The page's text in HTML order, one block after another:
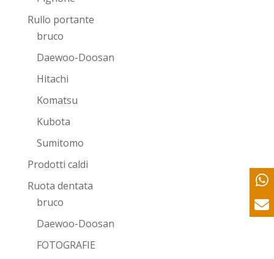
Rullo portante
bruco
Daewoo-Doosan
Hitachi
Komatsu
Kubota
Sumitomo
Prodotti caldi
Ruota dentata
bruco
Daewoo-Doosan
FOTOGRAFIE